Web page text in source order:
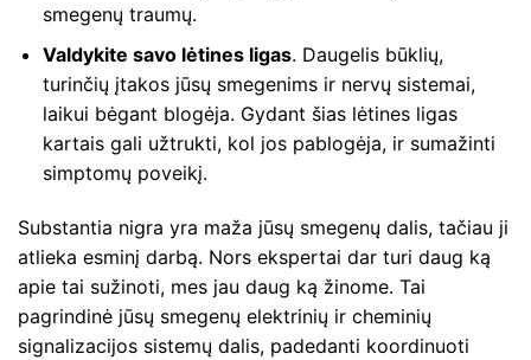
smegenų traumų.
Valdykite savo lėtines ligas. Daugelis būklių,
turinčių įtakos jūsų smegenims ir nervų sistemai,
laikui bėgant blogėja. Gydant šias lėtines ligas
kartais gali užtrukti, kol jos pablogėja, ir sumažinti
simptomų poveikį.
Substantia nigra yra maža jūsų smegenų dalis, tačiau ji
atlieka esminį darbą. Nors ekspertai dar turi daug ką
apie tai sužinoti, mes jau daug ką žinome. Tai
pagrindinė jūsų smegenų elektrinių ir cheminių
signalizacijos sistemų dalis, padedanti koordinuoti